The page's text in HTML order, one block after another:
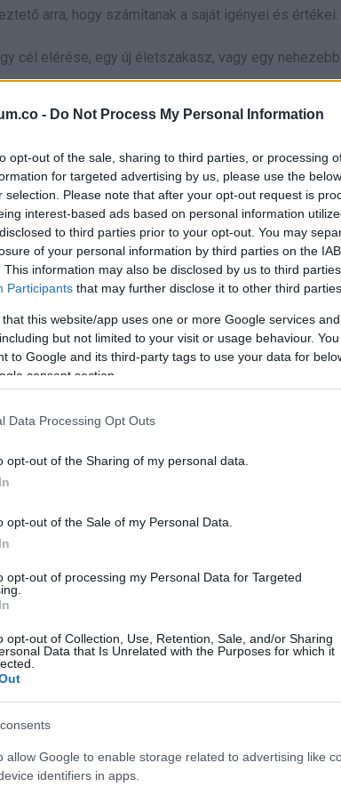
- Do Not Process My Personal Information
opt-out of the sale, sharing to third parties, or processing
for targeted advertising by us, please use the
selection. Please note that after your opt-out request is
interest-based ads based on personal information
to third parties prior to your opt-out. You may
of your personal information by third parties on the
This information may also be disclosed by us to third
Participants that may further disclose it to other third parties.
that this website/app uses one or more Google services
but not limited to your visit or usage behaviour.
to Google and its third-party tags to use your data for
consent section.
Data Processing Opt Outs
opt-out of the Sharing of my personal data.
opt-out of the Sale of my Personal Data.
opt-out of processing my Personal Data for Targeted
opt-out of Collection, Use, Retention, Sale, and/or Sharing
Data that Is Unrelated with the Purposes for which it
allow Google to enable storage related to advertising like
identifiers in apps.
arra, hogy számítanak a saját igényei és értékei.
cél elérése, egy új életszakasz, vagy egy
és erőt merítenek belőle a hétköznapokban.
adja
fejez ki, a kisujjgyűrű sokszor a saját célokhoz,
belülről jön, nem mások visszajelzéseiből.
volt divatjelenség, és volt az önkifejezés
amit szigorú szabályok irányítanak.
hord, mások köves, díszes darabot választanak,
hozzákapcsol.
Az önállóságot, a fejlődést és a hitelességet erősíti.
lehet arra, hogy az egyik legfontosabb